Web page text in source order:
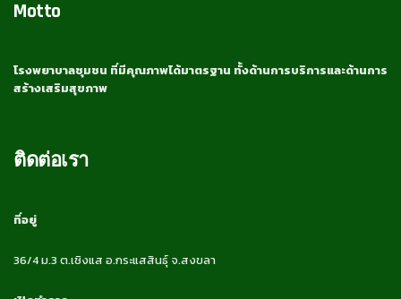
Motto
โรงพยาบาลชุมชน ที่มีคุณภาพได้มาตรฐาน ทั้งด้านการบริการและด้านการ
สร้างเสริมสุขภาพ
ติดต่อเรา
ที่อยู่
36/4 ม.3 ต.เชิงแส อ.กระแสสินธุ์ จ.สงขลา